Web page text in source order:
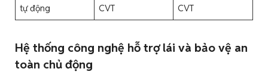
tự động
CVT
CVT
Hệ thống công nghệ hỗ trợ lái và bảo vệ an
toàn chủ động